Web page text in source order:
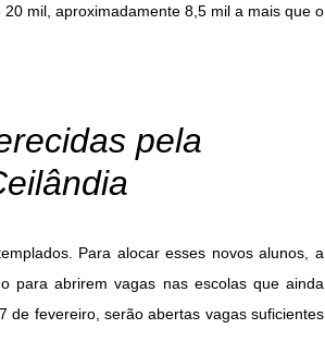
mil, aproximadamente 8,5 mil a mais que o
pela
Para alocar esses novos alunos, a
para abrirem vagas nas escolas que ainda
de fevereiro, serão abertas vagas suficientes